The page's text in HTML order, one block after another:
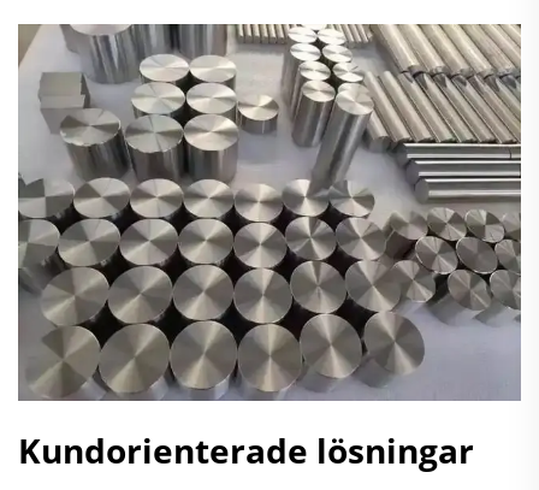
Kundorienterade lösningar